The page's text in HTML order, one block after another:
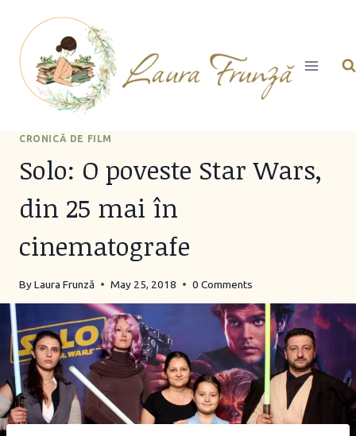
content
CRONICĂ DE FILM
Solo: O poveste Star Wars,
din 25 mai în
cinematografe
ByLaura Frunză May 25, 2018 0 Comments